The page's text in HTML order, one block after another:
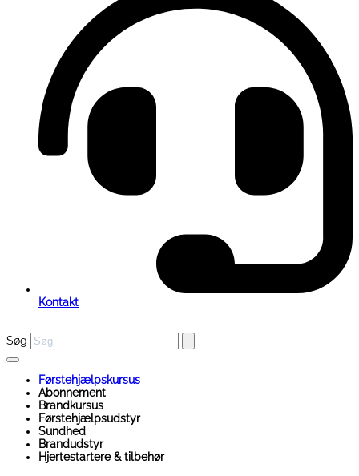
Kontakt
Søg
Førstehjælpskursus
Abonnement
Brandkursus
Førstehjælpsudstyr
Sundhed
Brandudstyr
Hjertestartere & tilbehør